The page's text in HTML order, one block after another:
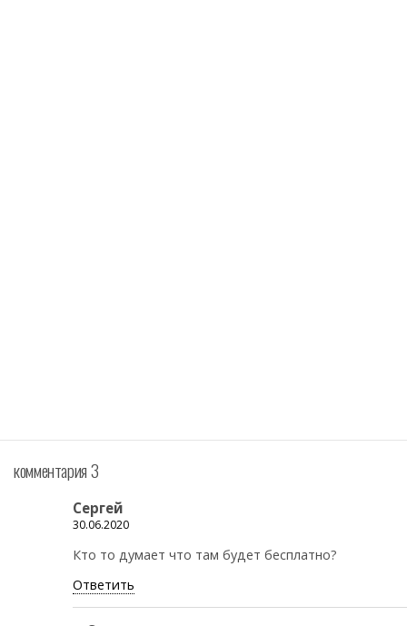
комментария 3
Сергей
30.06.2020
Кто то думает что там будет бесплатно?
Ответить